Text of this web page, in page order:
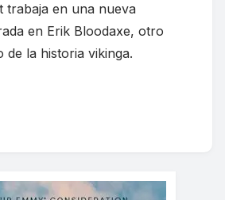
trabaja en una nueva
en Erik Bloodaxe, otro
de la historia vikinga.